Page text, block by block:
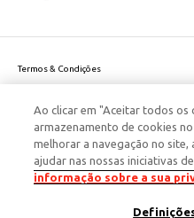
Termos & Condições
Politica de Cookies
Política de Privacidade Dados Pessoais
Responsabilidade Social Corporativa
Este site é protegido pelo
da Google.
Ao clicar em "Aceitar todos os
armazenamento de cookies
melhorar a navegação no site,
ajudar nas nossas iniciativas
informação sobre a sua